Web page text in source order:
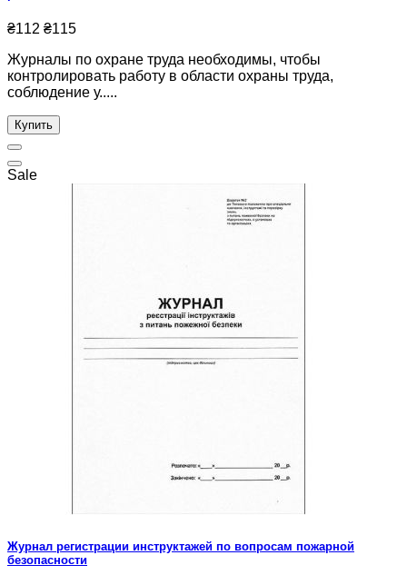
₴112 ₴115
Журналы по охране труда необходимы, чтобы
контролировать работу в области охраны труда,
соблюдение у.....
Купить
Sale
Журнал регистрации инструктажей по вопросам пожарной
безопасности